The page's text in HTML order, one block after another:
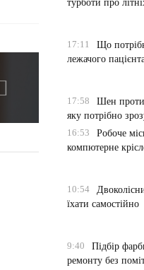
турботи про
17:11
Що
лежачого
17:58
Шен проти
яку потрібно
16:53
Робоче
компютерне
10:54
їхати самостійно
9:40
Підбір
ремонту без